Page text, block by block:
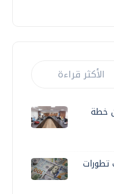
الأكثر قراءة
خطة
تطورات